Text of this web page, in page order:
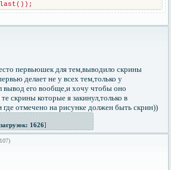
первьюшек для тем,выводило скрины
делает не у всех тем,только у
его вообще,и хочу чтобы оно
скрины которые я закинул,только в
отмечено на рисунке должен быть скрин))
загрузок: 1626]